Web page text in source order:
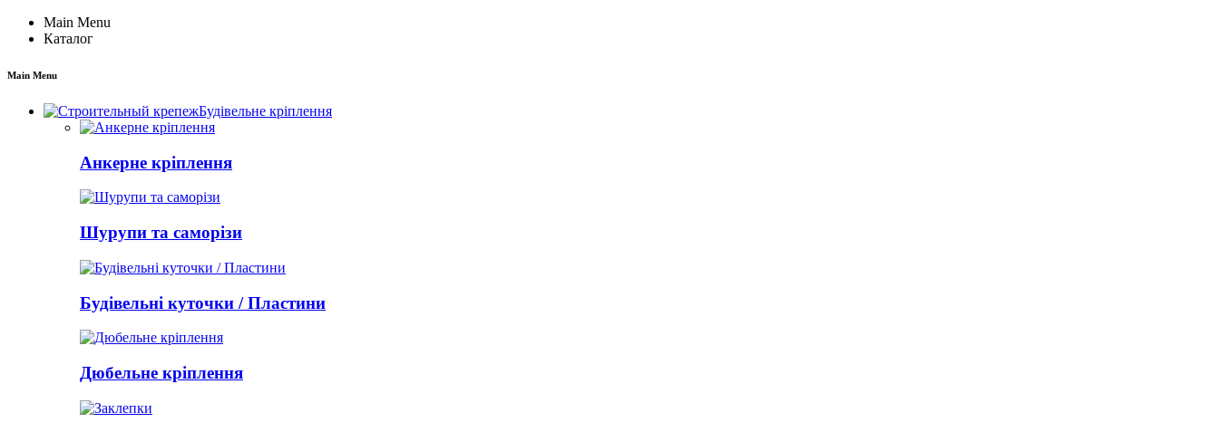
Main Menu
Каталог
Main Menu
Будівельне кріплення
Анкерне кріплення
Шурупи та саморізи
Будівельні куточки / Пластини
Дюбельне кріплення